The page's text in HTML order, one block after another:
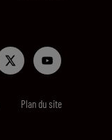
Plan du site